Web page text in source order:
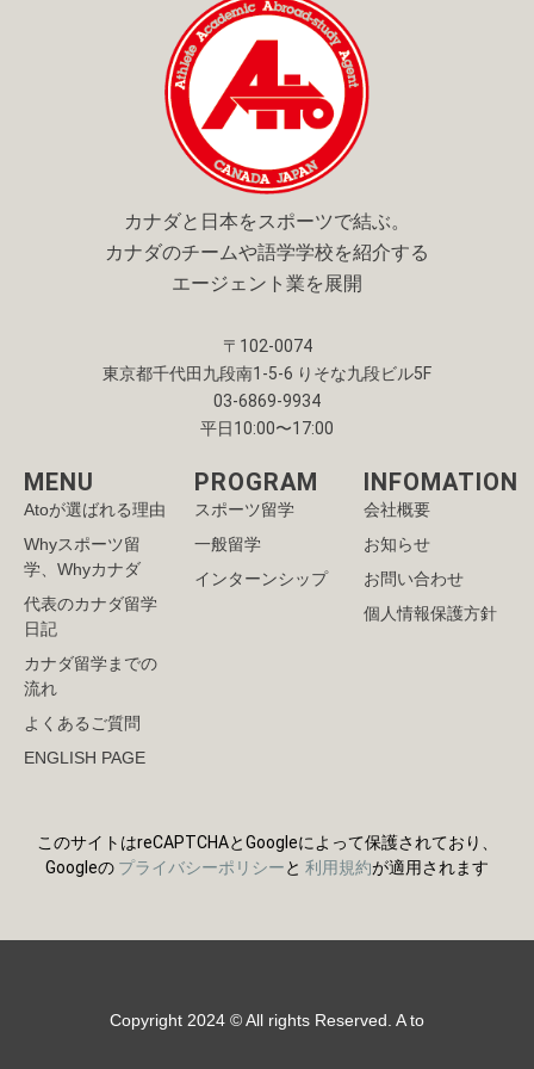
k
t
r
r
a
カナダと日本をスポーツで結ぶ。
カナダのチームや語学学校を紹介する
エージェント業を展開
〒102-0074
東京都千代田九段南1-5-6 りそな九段ビル5F
03-6869-9934
平日10:00〜17:00
MENU
Atoが選ばれる理由
Whyスポーツ留
学、Whyカナダ
代表のカナダ留学
日記
カナダ留学までの
流れ
よくあるご質問
ENGLISH PAGE
PROGRAM
スポーツ留学
一般留学
インターンシップ
INFOMATION
会社概要
お知らせ
お問い合わせ
個人情報保護方針
このサイトはreCAPTCHAとGoogleによって保護されており、
Googleの プライバシーポリシーと 利用規約が適用されます
Copyright 2024 © All rights Reserved. A to